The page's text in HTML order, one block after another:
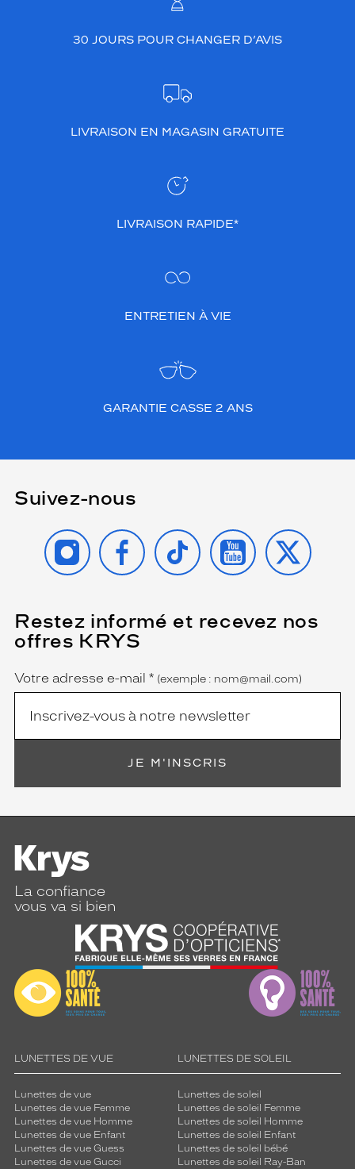
30 JOURS POUR CHANGER D’AVIS
LIVRAISON EN MAGASIN GRATUITE
LIVRAISON RAPIDE*
ENTRETIEN À VIE
GARANTIE CASSE 2 ANS
Suivez-nous
INSTAGRAMFACEBOOK
TIKTOK YOUTUBE
X
Restez informé et recevez nos
offres KRYS
Name
Votre adresse e-mail *
(Ce
champ
est
obligatoire)
(exemple : nom@mail.com)
JE M'INSCRIS
La confiance
vous va si bien
LUNETTES DE VUE
Lunettes de vue
Lunettes de vue Femme
Lunettes de vue Homme
Lunettes de vue Enfant
Lunettes de vue Guess
Lunettes de vue Gucci
LUNETTES DE SOLEIL
Lunettes de soleil
Lunettes de soleil Femme
Lunettes de soleil Homme
Lunettes de soleil Enfant
Lunettes de soleil bébé
Lunettes de soleil Ray-Ban